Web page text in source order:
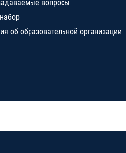
вопросы
об образовательной организации